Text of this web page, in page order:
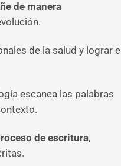
de manera
de la salud y lograr el
escanea las palabras
de escritura,